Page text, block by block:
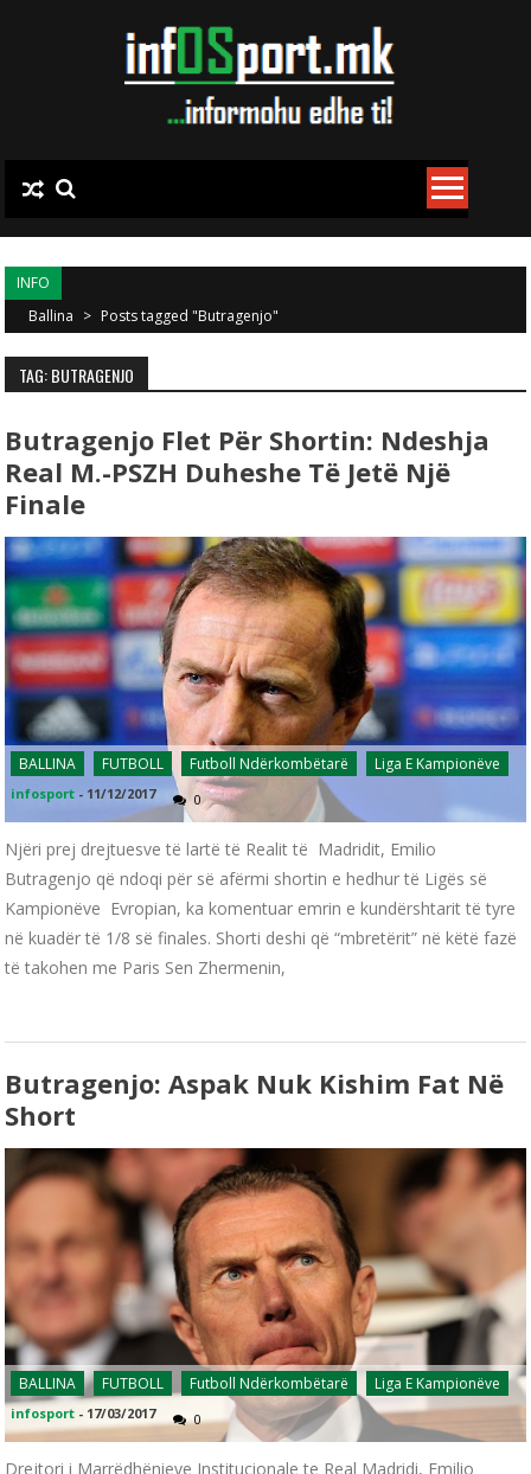
INFO
Ballina > Posts tagged "Butragenjo"
TAG: BUTRAGENJO
Butragenjo Flet Për Shortin: Ndeshja
Real M.-PSZH Duheshe Të Jetë Një
Finale
BALLINA FUTBOLL Futboll Ndërkombëtarë Liga E Kampionëve
infosport - 11/12/2017 0
Njëri prej drejtuesve të lartë të Realit të Madridit, Emilio
Butragenjo që ndoqi për së afërmi shortin e hedhur të Ligës së
Kampionëve Evropian, ka komentuar emrin e kundërshtarit të tyre
në kuadër të 1/8 së finales. Shorti deshi që “mbretërit” në këtë fazë
të takohen me Paris Sen Zhermenin,
Butragenjo: Aspak Nuk Kishim Fat Në
Short
BALLINA FUTBOLL Futboll Ndërkombëtarë Liga E Kampionëve
infosport - 17/03/2017 0
Drejtori i Marrëdhënieve Institucionale te Real Madridi, Emilio